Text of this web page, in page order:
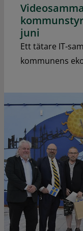
juni
Ett tätare IT-
kommunens